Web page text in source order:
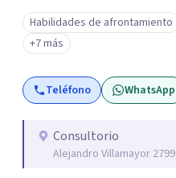
la evidencia científica. ¿Qué ofrezco? • Terapia para
adultos: Abordaje de
problemas emocionales. • Terapia de pareja: Mejora de la
comunicación, resolución
de la conexión. Mi enfoque busca ofrecer un espacio
y encontrar claridad para
aquí para ayudarte a
Habilidades de afrontamiento
+7 más
Teléfono WhatsApp
Consultorio
Alejandro Villamayor